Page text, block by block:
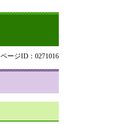
ページID：0271016